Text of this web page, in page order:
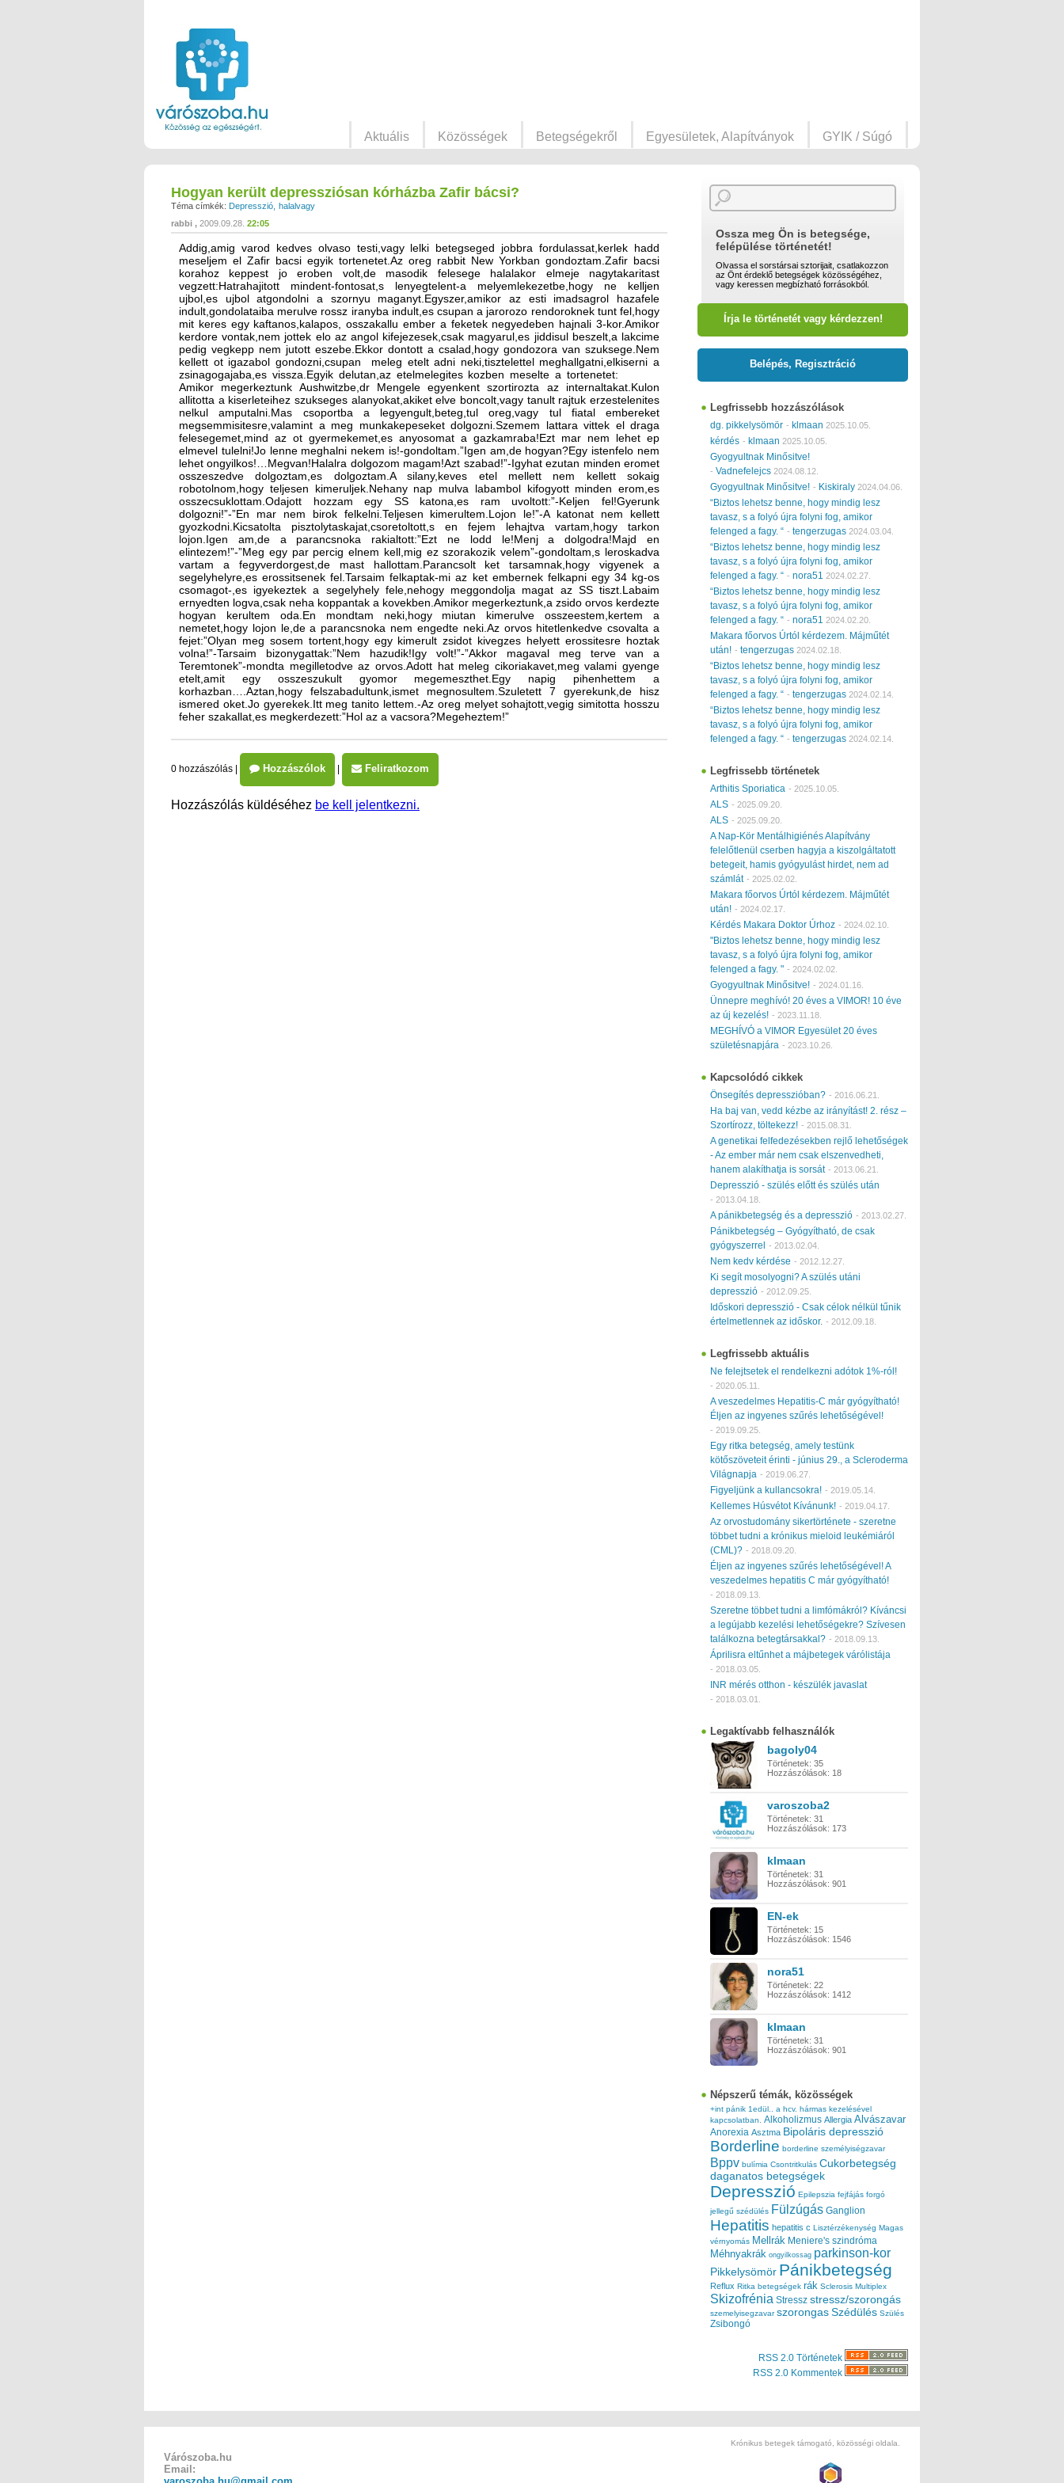
Aktuális Közösségek Betegségekről Egyesületek, Alapítványok GYIK / Súgó
Hogyan került depressziósan kórházba Zafir bácsi?
Téma címkék: Depresszió halalvagy
rabbi
2009.09.28. 22:05
Addig,amig varod kedves olvaso testi,vagy lelki betegseged jobbra fordulassat,kerlek hadd
meseljem el Zafir bacsi egyik tortenetet.Az oreg rabbit New Yorkban gondoztam.Zafir bacsi
korahoz keppest jo eroben volt,de masodik felesege halalakor elmeje nagytakaritast
vegzett:Hatrahajitott mindent-fontosat,s lenyegtelent-a melyemlekezetbe,hogy ne kelljen
ujbol,es ujbol atgondolni a szornyu maganyt.Egyszer,amikor az esti imadsagrol hazafele
indult,gondolataiba merulve rossz iranyba indult,es csupan a jarorozo rendoroknek tunt fel,hogy
mit keres egy kaftanos,kalapos, osszakallu ember a feketek negyedeben hajnali 3-kor.Amikor
kerdore vontak,nem jottek elo az angol kifejezesek,csak magyarul,es jiddisul beszelt,a lakcime
pedig vegkepp nem jutott eszebe.Ekkor dontott a csalad,hogy gondozora van szuksege.Nem
kellett ot igazabol gondozni,csupan meleg etelt adni neki,tisztelettel meghallgatni,elkiserni a
zsinagogajaba,es vissza.Egyik delutan,az etelmelegites kozben meselte a tortenetet:
Amikor megerkeztunk Aushwitzbe,dr Mengele egyenkent szortirozta az internaltakat.Kulon
allitotta a kiserleteihez szukseges alanyokat,akiket elve boncolt,vagy tanult rajtuk erzestelenites
nelkul amputalni.Mas csoportba a legyengult,beteg,tul oreg,vagy tul fiatal embereket
megsemmisitesre,valamint a meg munkakepeseket dolgozni.Szemem lattara vittek el draga
felesegemet,mind az ot gyermekemet,es anyosomat a gazkamraba!Ezt mar nem lehet ep
elmevel tulelni!Jo lenne meghalni nekem is!-gondoltam.”Igen am,de hogyan?Egy istenfelo nem
lehet ongyilkos!…Megvan!Halalra dolgozom magam!Azt szabad!”-Igyhat ezutan minden eromet
osszeszedve dolgoztam,es dolgoztam.A silany,keves etel mellett nem kellett sokaig
robotolnom,hogy teljesen kimeruljek.Nehany nap mulva labambol kifogyott minden erom,es
osszecsuklottam.Odajott hozzam egy SS katona,es ram uvoltott:”-Keljen fel!Gyerunk
dolgozni!”-”En mar nem birok felkelni.Teljesen kimerultem.Lojon le!”-A katonat nem kellett
gyozkodni.Kicsatolta pisztolytaskajat,csoretoltott,s en fejem lehajtva vartam,hogy tarkon
lojon.Igen am,de a parancsnoka rakialtott:”Ezt ne lodd le!Menj a dolgodra!Majd en
elintezem!”-”Meg egy par percig elnem kell,mig ez szorakozik velem”-gondoltam,s leroskadva
vartam a fegyverdorgest,de mast hallottam.Parancsolt ket tarsamnak,hogy vigyenek a
segelyhelyre,es erossitsenek fel.Tarsaim felkaptak-mi az ket embernek felkapni egy 34 kg-os
csomagot-,es igyekeztek a segelyhely fele,nehogy meggondolja magat az SS tiszt.Labaim
ernyedten logva,csak neha koppantak a kovekben.Amikor megerkeztunk,a zsido orvos kerdezte
hogyan kerultem oda.En mondtam neki,hogy miutan kimerulve osszeestem,kertem a
nemetet,hogy lojon le,de a parancsnoka nem engedte neki.Az orvos hitetlenkedve csovalta a
fejet:”Olyan meg sosem tortent,hogy egy kimerult zsidot kivegzes helyett erossitesre hoztak
volna!”-Tarsaim bizonygattak:”Nem hazudik!Igy volt!”-”Akkor magaval meg terve van a
Teremtonek”-mondta megilletodve az orvos.Adott hat meleg cikoriakavet,meg valami gyenge
etelt,amit egy osszeszukult gyomor megemeszthet.Egy napig pihenhettem a
korhazban….Aztan,hogy felszabadultunk,ismet megnosultem.Szuletett 7 gyerekunk,de hisz
ismered oket.Jo gyerekek.Itt meg tanito lettem.-Az oreg melyet sohajtott,vegig simitotta hosszu
feher szakallat,es megkerdezett:”Hol az a vacsora?Megeheztem!”
0 hozzászólás | Hozzászólok | Feliratkozom
Hozzászólás küldéséhez be kell jelentkezni.
Ossza meg Ön is betegsége,
felépülése történetét!
Olvassa el sorstársai sztorijait, csatlakozzon
az Önt érdeklő betegségek közösségéhez,
vagy keressen megbízható forrásokból.
Írja le történetét vagy kérdezzen!
Belépés, Regisztráció
Legfrissebb hozzászólások
dg. pikkelysömör - klmaan 2025.10.05.
kérdés - klmaan 2025.10.05.
Gyogyultnak Minősitve!
- Vadnefelejcs 2024.08.12.
Gyogyultnak Minősitve! - Kiskiraly 2024.04.06.
“Biztos lehetsz benne, hogy mindig lesz
tavasz, s a folyó újra folyni fog, amikor
felenged a fagy. “ - tengerzugas 2024.03.04.
“Biztos lehetsz benne, hogy mindig lesz
tavasz, s a folyó újra folyni fog, amikor
felenged a fagy. “ - nora51 2024.02.27.
“Biztos lehetsz benne, hogy mindig lesz
tavasz, s a folyó újra folyni fog, amikor
felenged a fagy. “ - nora51 2024.02.20.
Makara főorvos Úrtól kérdezem. Májműtét
után! - tengerzugas 2024.02.18.
“Biztos lehetsz benne, hogy mindig lesz
tavasz, s a folyó újra folyni fog, amikor
felenged a fagy. “ - tengerzugas 2024.02.14.
“Biztos lehetsz benne, hogy mindig lesz
tavasz, s a folyó újra folyni fog, amikor
felenged a fagy. “ - tengerzugas 2024.02.14.
Legfrissebb történetek
Arthitis Sporiatica - 2025.10.05.
ALS - 2025.09.20.
ALS - 2025.09.20.
A Nap-Kör Mentálhigiénés Alapítvány
felelőtlenül cserben hagyja a kiszolgáltatott
betegeit, hamis gyógyulást hirdet, nem ad
számlát - 2025.02.02.
Makara főorvos Úrtól kérdezem. Májműtét
után! - 2024.02.17.
Kérdés Makara Doktor Úrhoz - 2024.02.10.
"Biztos lehetsz benne, hogy mindig lesz
tavasz, s a folyó újra folyni fog, amikor
felenged a fagy. " - 2024.02.02.
Gyogyultnak Minősitve! - 2024.01.16.
Ünnepre meghívó! 20 éves a VIMOR! 10 éve
az új kezelés! - 2023.11.18.
MEGHÍVÓ a VIMOR Egyesület 20 éves
születésnapjára - 2023.10.26.
Kapcsolódó cikkek
Önsegítés depresszióban? - 2016.06.21.
Ha baj van, vedd kézbe az irányítást! 2. rész –
Szortírozz, töltekezz! - 2015.08.31.
A genetikai felfedezésekben rejlő lehetőségek
- Az ember már nem csak elszenvedheti,
hanem alakíthatja is sorsát - 2013.06.21.
Depresszió - szülés előtt és szülés után
- 2013.04.18.
A pánikbetegség és a depresszió - 2013.02.27.
Pánikbetegség – Gyógyítható, de csak
gyógyszerrel - 2013.02.04.
Nem kedv kérdése - 2012.12.27.
Ki segít mosolyogni? A szülés utáni
depresszió - 2012.09.25.
Időskori depresszió - Csak célok nélkül tűnik
értelmetlennek az időskor. - 2012.09.18.
Legfrissebb aktuális
Ne felejtsetek el rendelkezni adótok 1%-ról!
- 2020.05.11.
A veszedelmes Hepatitis-C már gyógyítható!
Éljen az ingyenes szűrés lehetőségével!
- 2019.09.25.
Egy ritka betegség, amely testünk
kötőszöveteit érinti - június 29., a Scleroderma
Világnapja - 2019.06.27.
Figyeljünk a kullancsokra! - 2019.05.14.
Kellemes Húsvétot Kívánunk! - 2019.04.17.
Az orvostudomány sikertörténete - szeretne
többet tudni a krónikus mieloid leukémiáról
(CML)? - 2018.09.20.
Éljen az ingyenes szűrés lehetőségével! A
veszedelmes hepatitis C már gyógyítható!
- 2018.09.13.
Szeretne többet tudni a limfómákról? Kíváncsi
a legújabb kezelési lehetőségekre? Szívesen
találkozna betegtársakkal? - 2018.09.13.
Áprilisra eltűnhet a májbetegek várólistája
- 2018.03.05.
INR mérés otthon - készülék javaslat
- 2018.03.01.
Legaktívabb felhasználók
bagoly04
Történetek: 35
Hozzászólások: 18
varoszoba2
Történetek: 31
Hozzászólások: 173
klmaan
Történetek: 31
Hozzászólások: 901
EN-ek
Történetek: 15
Hozzászólások: 1546
nora51
Történetek: 22
Hozzászólások: 1412
klmaan
Történetek: 31
Hozzászólások: 901
Népszerű témák, közösségek
+int pánik 1edül..
a hcv. hármas kezelésével
kapcsolatban.
Alkoholizmus Allergia Alvászavar
Anorexia Asztma Bipoláris depresszió
Borderline borderline személyiségzavar
Bppv bulímia Csontritkulás Cukorbetegség
daganatos betegségek
Depresszió Epilepszia fejfájás forgó
jellegű szédülés Fülzúgás Ganglion
Hepatitis hepatitis c Lisztérzékenység Magas
vérnyomás Mellrák Meniere's szindróma
Méhnyakrák ongyilkossag parkinson-kor
Pikkelysömör Pánikbetegség
Reflux Ritka betegségek rák Sclerosis Multiplex
Skizofrénia Stressz stressz/szorongás
szemelyisegzavar szorongas Szédülés Szülés
Zsibongó
RSS 2.0 Történetek
RSS 2.0 Kommentek
Várószoba.hu
Email:
Krónikus betegek támogató, közösségi oldala.